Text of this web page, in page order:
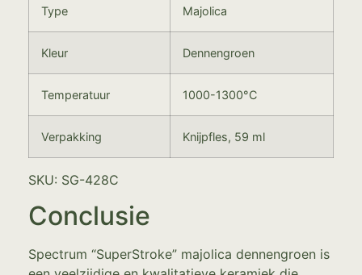
Type Majolica
Kleur Dennengroen
Temperatuur 1000-1300°C
Verpakking Knijpfles, 59 ml
SKU: SG-428C
Conclusie
Spectrum “SuperStroke” majolica dennengroen is